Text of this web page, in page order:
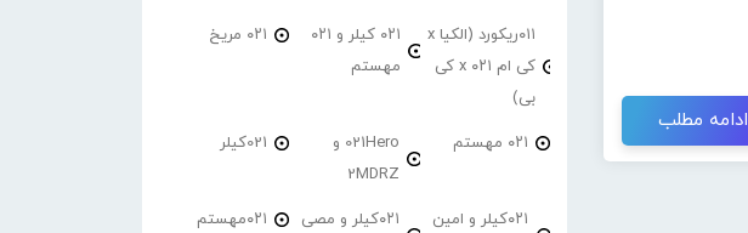
ادامه مطلب
۰۱۱ریکورد (الکیا x
کی ام ۰۲۱ x کی
بی)
۰۲۱ کیلر و ۰۲۱
مهستم
۰۲۱ مریخ
۰۲۱ مهستم
021Hero و
2MDRZ
021کیلر
۰۲۱کیلر و امین
۰۲۱کیلر و مصی
۰۲۱مهستم